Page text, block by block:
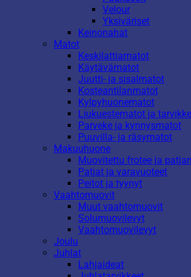
Velour
Yksiväriset
Keinonahat
Matot
Keskilattiamatot
Käytävämatot
Juutti- ja sisalmatot
Kosteantilanmatot
Kylpyhuonematot
Liukuestematot ja
Parveke ja kynnysmatot
Puuvilla- ja räsymatot
Makuuhuone
Muovitettu frotee ja
Patjat ja varavuoteet
Peitot ja tyynyt
Vaahtomuovit
Muut vaahtomuovit
Solumuovilevyt
Vaahtomuovilevyt
Joulu
Juhlat
Lahjaideat